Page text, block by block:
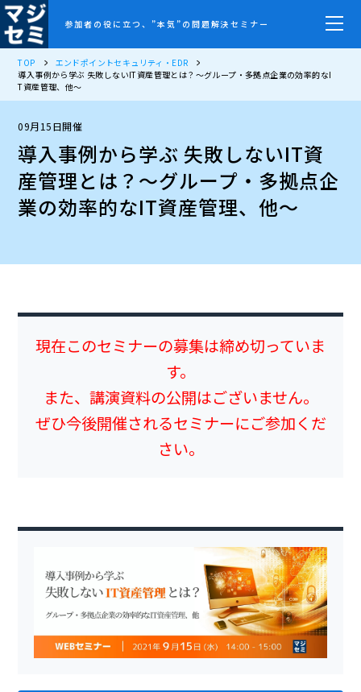
参加者の役に立つ、”本気”の問題解決セミナー
TOP
エンドポイントセキュリティ・EDR
導入事例から学ぶ 失敗しないIT資産管理とは？〜グループ・多拠点企業の効率的なI
T資産管理、他〜
09月15日開催
導入事例から学ぶ 失敗しないIT資
産管理とは？〜グループ・多拠点企
業の効率的なIT資産管理、他〜
現在このセミナーの募集は締め切っていま
す。
また、講演資料の公開はございません。
ぜひ今後開催されるセミナーにご参加くだ
さい。